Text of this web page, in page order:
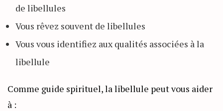
de libellules
Vous rêvez souvent de libellules
Vous vous identifiez aux qualités associées à la
libellule
Comme guide spirituel, la libellule peut vous aider
à :